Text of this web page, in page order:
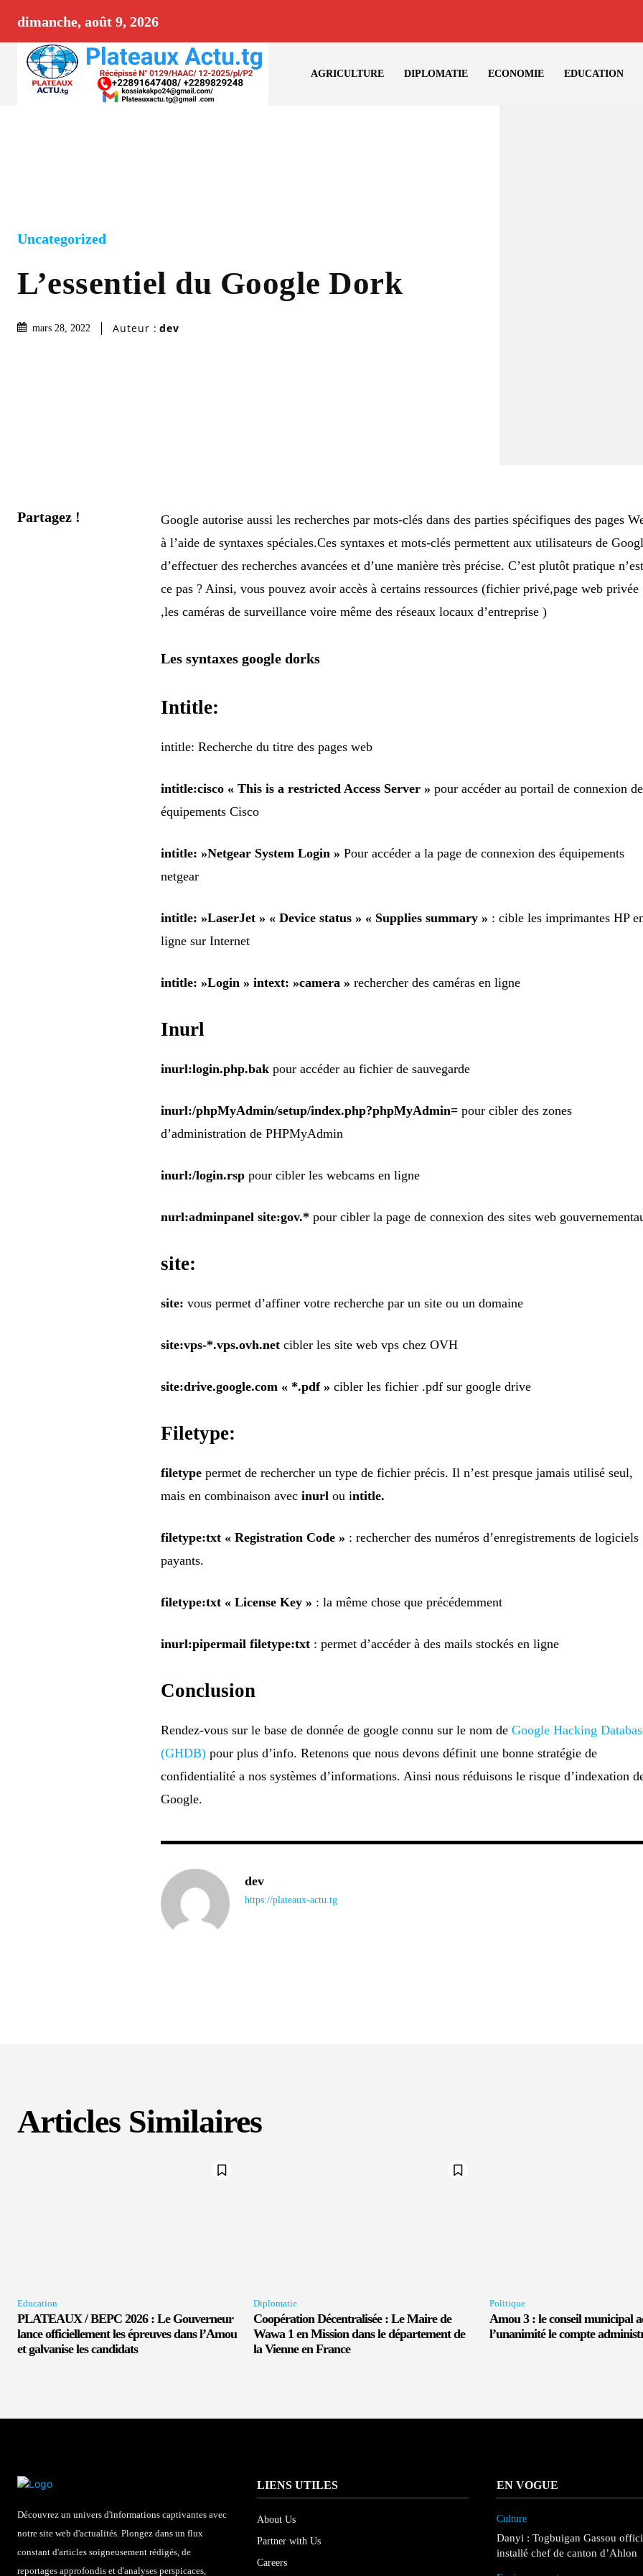
dimanche, août 9, 2026
AGRICULTURE DIPLOMATIE ECONOMIE EDUCATION
Uncategorized
L’essentiel du Google Dork
mars 28, 2022 Auteur : dev
Partagez !
Google autorise aussi les recherches par mots-clés dans des parties spécifiques des pages
à l’aide de syntaxes spéciales.Ces syntaxes et mots-clés permettent aux utilisateurs de
d’effectuer des recherches avancées et d’une manière très précise. C’est plutôt pratique
ce pas ? Ainsi, vous pouvez avoir accès à certains ressources (fichier privé,page web privée
,les caméras de surveillance voire même des réseaux locaux d’entreprise )
Les syntaxes google dorks
Intitle:
intitle: Recherche du titre des pages web
intitle:cisco « This is a restricted Access Server »pour accéder au portail de connexion
équipements Cisco
intitle: »Netgear System Login » Pour accéder a la page de connexion des équipements
netgear
intitle: »LaserJet » « Device status » « Supplies summary » : cible les imprimantes HP
ligne sur Internet
intitle: »Login » intext: »camera » rechercher des caméras en ligne
Inurl
inurl:login.php.bak pour accéder au fichier de sauvegarde
inurl:/phpMyAdmin/setup/index.php?phpMyAdmin= pour cibler des zones
d’administration de PHPMyAdmin
inurl:/login.rsp pour cibler les webcams en ligne
nurl:adminpanel site:gov.* pour cibler la page de connexion des sites web
site:
site: vous permet d’affiner votre recherche par un site ou un domaine
site:vps-*.vps.ovh.net cibler les site web vps chez OVH
site:drive.google.com « *.pdf » cibler les fichier .pdf sur google drive
Filetype:
filetypepermet de rechercher un type de fichier précis. Il n’est presque jamais utilisé seul,
mais en combinaison avecinurlou intitle.
filetype:txt « Registration Code » : rechercher des numéros d’enregistrements de logiciels
payants.
filetype:txt « License Key » : la même chose que précédemment
inurl:pipermail filetype:txt : permet d’accéder à des mails stockés en ligne
Conclusion
Rendez-vous sur le base de donnée de google connu sur le nom deGoogle Hacking
(GHDB) pour plus d’info. Retenons que nous devons définit une bonne stratégie de
confidentialité a nos systèmes d’informations. Ainsi nous réduisons le risque d’indexation
Google.
dev
https://plateaux-actu.tg
Articles Similaires
Education
PLATEAUX / BEPC 2026 : Le Gouverneur
lance officiellement les épreuves dans l’Amou
et galvanise les candidats
Diplomatie
Coopération Décentralisée : Le Maire de
Wawa 1 en Mission dans le département de
la Vienne en France
Politique
Amou 3 : le conseil municipal
l’unanimité le compte
Découvrez un univers d'informations captivantes avec
notre site web d'actualités. Plongez dans un flux
constant d'articles soigneusement rédigés, de
reportages approfondis et d'analyses perspicaces,
LIENS UTILES
About Us
Partner with Us
Careers
EN VOGUE
Culture
Danyi : Togbuigan Gassou
installé chef de canton d’Ahlon